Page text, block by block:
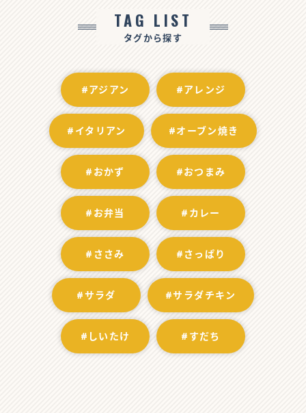
TAG LIST
タグから探す
#アジアン #アレンジ
#イタリアン #オーブン焼き
#おかず #おつまみ
#お弁当 #カレー
#ささみ #さっぱり
#サラダ #サラダチキン
#しいたけ #すだち